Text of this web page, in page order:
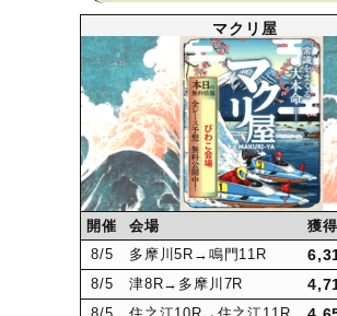
マクリ屋
開催 会場
獲得
8/5 多摩川5R →鳴門11R
8/5 津8R→多摩川7R